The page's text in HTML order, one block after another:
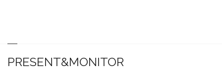
PRESENT&MONITOR